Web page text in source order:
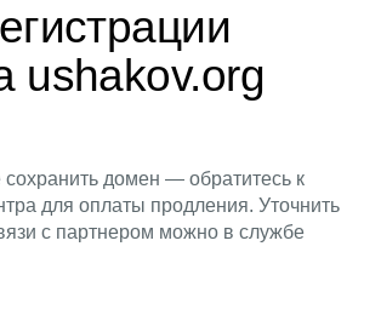
ushakov.org
сохранить домен — обратитесь к
для оплаты продления. Уточнить
с партнером можно в службе